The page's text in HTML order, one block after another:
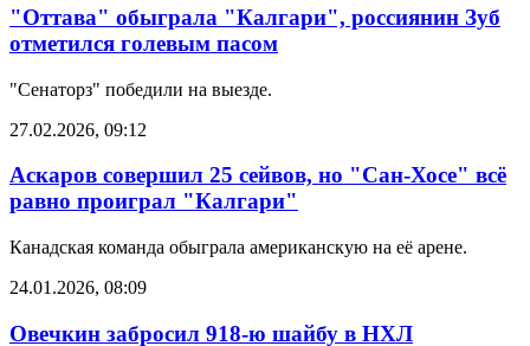
"Оттава" обыграла "Калгари", россиянин Зуб
отметился голевым пасом
"Сенаторз" победили на выезде.
27.02.2026, 09:12
Аскаров совершил 25 сейвов, но "Сан-Хосе" всё
равно проиграл "Калгари"
Канадская команда обыграла американскую на её арене.
24.01.2026, 08:09
Овечкин забросил 918-ю шайбу в НХЛ